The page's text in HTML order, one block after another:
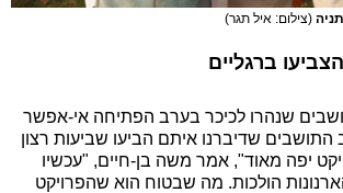
(צילום: איל תגר)
ברגליים
שנהרו לכיכר בערב הפתיחה אי-אפשר
התושבים שדיברנו איתם הביעו שביעות רצון
יפה מאוד", אמר משה בן-חיים, "עכשיו
הולכות. מה שבטוח הוא שהפרויקט